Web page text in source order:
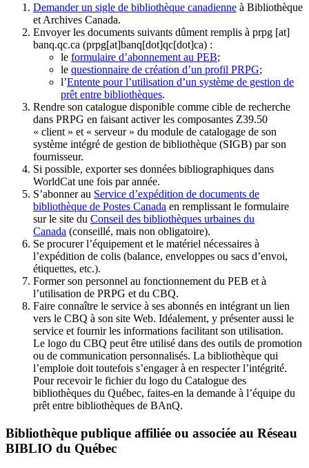
Demander un sigle de bibliothèque canadienne à Bibliothèque
et Archives Canada.
Envoyer les documents suivants dûment remplis à prpg [at]
banq.qc.ca (prpg[at]banq[dot]qc[dot]ca) :
le formulaire d’abonnement au PEB;
le questionnaire de création d’un profil PRPG;
l’Entente pour l’utilisation d’un système de gestion de
prêt entre bibliothèques.
Rendre son catalogue disponible comme cible de recherche
dans PRPG en faisant activer les composantes Z39.50
« client » et « serveur » du module de catalogage de son
système intégré de gestion de bibliothèque (SIGB) par son
fournisseur.
Si possible, exporter ses données bibliographiques dans
WorldCat une fois par année.
S’abonner au Service d’expédition de documents de
bibliothèque de Postes Canada en remplissant le formulaire
sur le site du Conseil des bibliothèques urbaines du
Canada (conseillé, mais non obligatoire).
Se procurer l’équipement et le matériel nécessaires à
l’expédition de colis (balance, enveloppes ou sacs d’envoi,
étiquettes, etc.).
Former son personnel au fonctionnement du PEB et à
l’utilisation de PRPG et du CBQ.
Faire connaître le service à ses abonnés en intégrant un lien
vers le CBQ à son site Web. Idéalement, y présenter aussi le
service et fournir les informations facilitant son utilisation.
Le logo du CBQ peut être utilisé dans des outils de promotion
ou de communication personnalisés. La bibliothèque qui
l’emploie doit toutefois s’engager à en respecter l’intégrité.
Pour recevoir le fichier du logo du Catalogue des
bibliothèques du Québec, faites-en la demande à l’équipe du
prêt entre bibliothèques de BAnQ.
Bibliothèque publique affiliée ou associée au Réseau
BIBLIO du Québec